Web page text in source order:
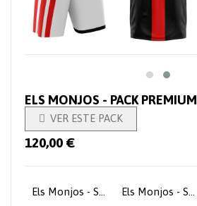
ELS MONJOS - PACK PREMIUM
 VER ESTE PACK
120,00 €